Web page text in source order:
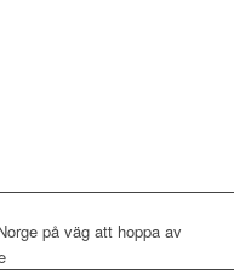
på väg att hoppa av